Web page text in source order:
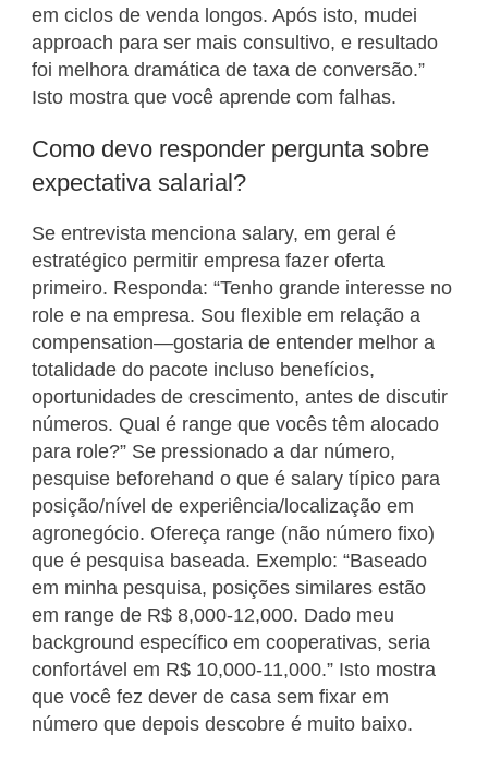
em ciclos de venda longos. Após isto, mudei
approach para ser mais consultivo, e resultado
foi melhora dramática de taxa de conversão.”
Isto mostra que você aprende com falhas.
Como devo responder pergunta sobre
expectativa salarial?
Se entrevista menciona salary, em geral é
estratégico permitir empresa fazer oferta
primeiro. Responda: “Tenho grande interesse no
role e na empresa. Sou flexible em relação a
compensation—gostaria de entender melhor a
totalidade do pacote incluso benefícios,
oportunidades de crescimento, antes de discutir
números. Qual é range que vocês têm alocado
para role?” Se pressionado a dar número,
pesquise beforehand o que é salary típico para
posição/nível de experiência/localização em
agronegócio. Ofereça range (não número fixo)
que é pesquisa baseada. Exemplo: “Baseado
em minha pesquisa, posições similares estão
em range de R$ 8,000-12,000. Dado meu
background específico em cooperativas, seria
confortável em R$ 10,000-11,000.” Isto mostra
que você fez dever de casa sem fixar em
número que depois descobre é muito baixo.